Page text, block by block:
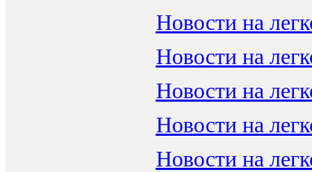
Новости на
Новости на
Новости на
Новости на
Новости на